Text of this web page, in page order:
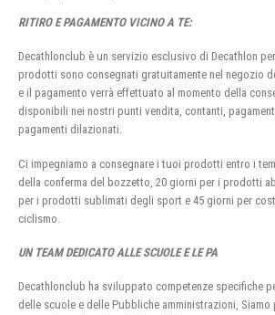
RITIRO E PAGAMENTO VICINO A TE:
Decathlonclub è un servizio esclusivo di Decathlon
prodotti sono consegnati gratuitamente nel negozio
e il pagamento verrà effettuato al momento della
disponibili nei nostri punti vendita, contanti,
pagamenti dilazionati.
Ci impegniamo a consegnare i tuoi prodotti entro i
della conferma del bozzetto, 20 giorni per i prodotti
per i prodotti sublimati degli sport e 45 giorni per
ciclismo.
UN TEAM DEDICATO ALLE SCUOLE E LE PA
Decathlonclub ha sviluppato competenze specifiche
delle scuole e delle Pubbliche amministrazioni,